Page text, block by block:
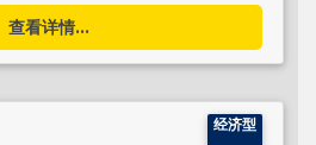
查看详情...
经济型